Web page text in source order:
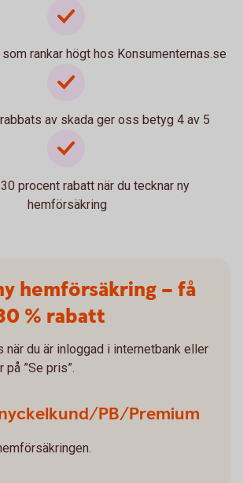
rankar högt hos Konsumenternas.se
av skada ger oss betyg 4 av 5
procent rabatt när du tecknar ny
hemförsäkring
hemförsäkring – få
% rabatt
när du är inloggad i internetbank eller
på ”Se pris”.
PB/Premium